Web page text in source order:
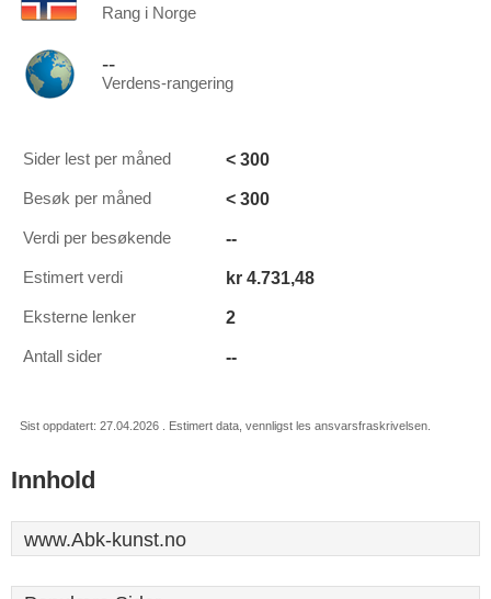
Rang i Norge
--
Verdens-rangering
Sider lest per måned < 300
Besøk per måned < 300
Verdi per besøkende --
Estimert verdi kr 4.731,48
Eksterne lenker 2
Antall sider --
Sist oppdatert: 27.04.2026 . Estimert data, vennligst les ansvarsfraskrivelsen.
Innhold
www.Abk-kunst.no